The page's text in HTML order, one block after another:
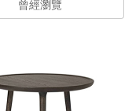
曾經瀏覽